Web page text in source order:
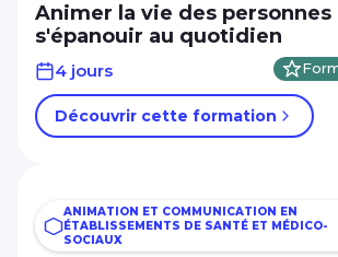
Animer la vie des personnes
s'épanouir au quotidien
4 jours
Découvrir cette formation
ANIMATION ET COMMUNICATION EN
ÉTABLISSEMENTS DE SANTÉ ET MÉDICO-
SOCIAUX